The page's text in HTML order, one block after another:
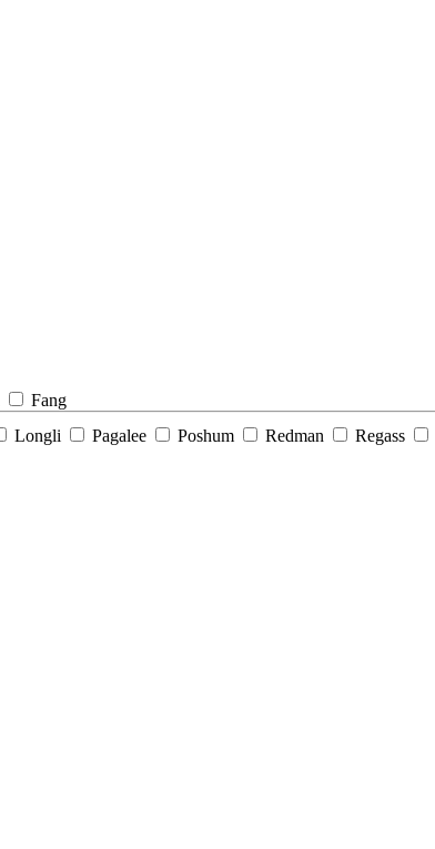
Fang
Longli Pagalee Poshum Redman Regass